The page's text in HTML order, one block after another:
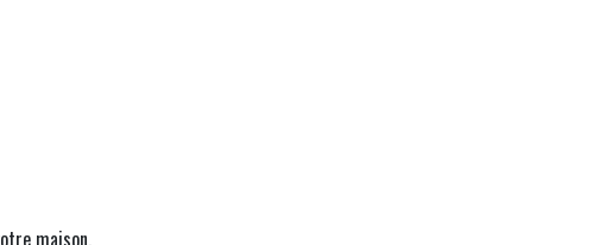
maison.